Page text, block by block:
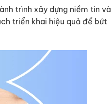
trình xây dựng niềm tin và
triển khai hiệu quả để bứt